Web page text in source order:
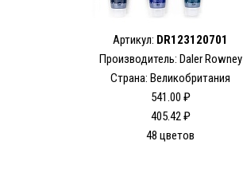
Артикул: DR123120701
Производитель: Daler Rowney
Страна: Великобритания
541.00 ₽
405.42 ₽
48 цветов